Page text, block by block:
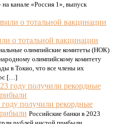
канале «Россия 1», выпуск
о тотальной вакцинации
олимпийские комитеты (НОК)
олимпийскому комитету
в Токио, что все члены их
[…]
получили рекордные
Российские банки в 2023